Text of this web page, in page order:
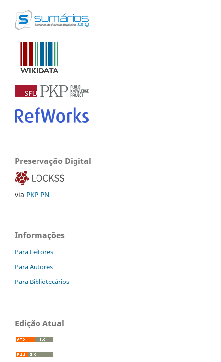
Preservação Digital
via PKP PN
Informações
Para Leitores
Para Autores
Para Bibliotecários
Edição Atual